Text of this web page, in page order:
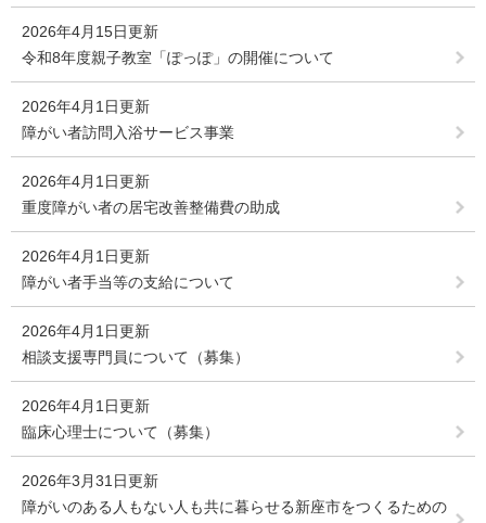
2026年4月15日更新
令和8年度親子教室「ぽっぽ」の開催について
2026年4月1日更新
障がい者訪問入浴サービス事業
2026年4月1日更新
重度障がい者の居宅改善整備費の助成
2026年4月1日更新
障がい者手当等の支給について
2026年4月1日更新
相談支援専門員について（募集）
2026年4月1日更新
臨床心理士について（募集）
2026年3月31日更新
障がいのある人もない人も共に暮らせる新座市をつくるための